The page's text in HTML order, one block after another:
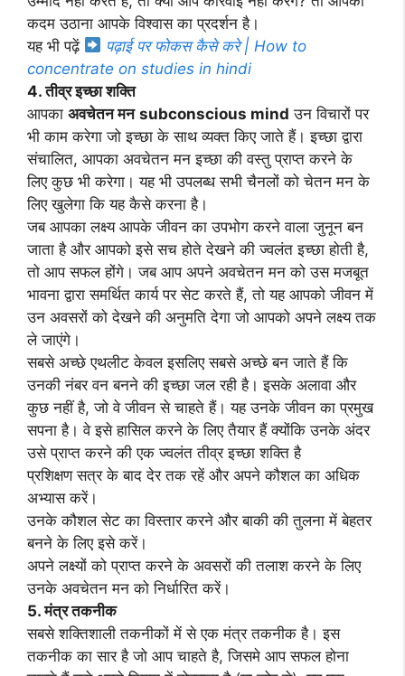
कदम उठाना आपके विश्वास का प्रदर्शन है।
यह भी पढ़ें
पढ़ाई पर फोकस कैसे करे | How to
concentrate on studies in hindi
4. तीव्र इच्छा शक्ति
आपका अवचेतन मन subconscious mind उन विचारों पर
भी काम करेगा जो इच्छा के साथ व्यक्त किए जाते हैं। इच्छा द्वारा
संचालित, आपका अवचेतन मन इच्छा की वस्तु प्राप्त करने के
लिए कुछ भी करेगा। यह भी उपलब्ध सभी चैनलों को चेतन मन के
लिए खुलेगा कि यह कैसे करना है।
जब आपका लक्ष्य आपके जीवन का उपभोग करने वाला जुनून बन
जाता है और आपको इसे सच होते देखने की ज्वलंत इच्छा होती है,
तो आप सफल होंगे। जब आप अपने अवचेतन मन को उस मजबूत
भावना द्वारा समर्थित कार्य पर सेट करते हैं, तो यह आपको जीवन में
उन अवसरों को देखने की अनुमति देगा जो आपको अपने लक्ष्य तक
ले जाएंगे।
सबसे अच्छे एथलीट केवल इसलिए सबसे अच्छे बन जाते हैं कि
उनकी नंबर वन बनने की इच्छा जल रही है। इसके अलावा और
कुछ नहीं है, जो वे जीवन से चाहते हैं। यह उनके जीवन का प्रमुख
सपना है। वे इसे हासिल करने के लिए तैयार हैं क्योंकि उनके अंदर
उसे प्राप्त करने की एक ज्वलंत तीव्र इच्छा शक्ति है
प्रशिक्षण सत्र के बाद देर तक रहें और अपने कौशल का अधिक
अभ्यास करें।
उनके कौशल सेट का विस्तार करने और बाकी की तुलना में बेहतर
बनने के लिए इसे करें।
अपने लक्ष्यों को प्राप्त करने के अवसरों की तलाश करने के लिए
उनके अवचेतन मन को निर्धारित करें।
5. मंत्र तकनीक
सबसे शक्तिशाली तकनीकों में से एक मंत्र तकनीक है। इस
तकनीक का सार है जो आप चाहते है, जिसमे आप सफल होना